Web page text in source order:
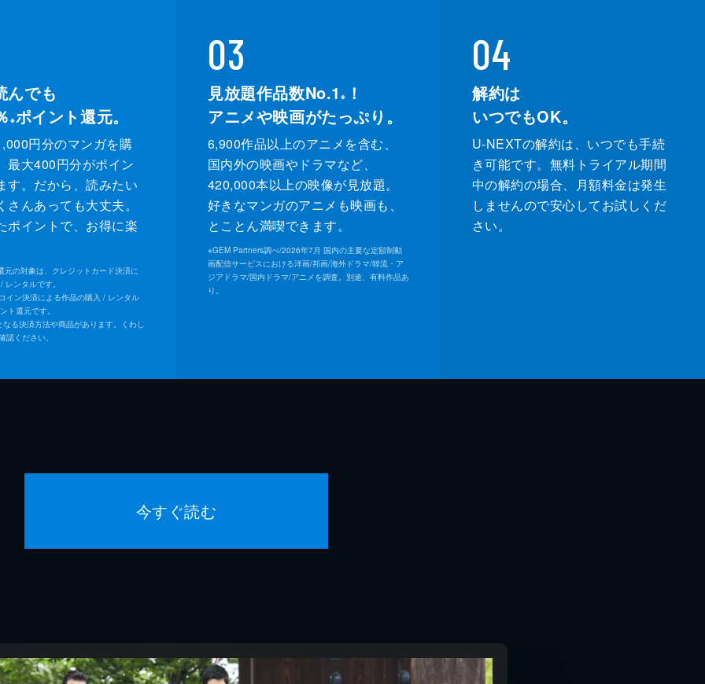
んでも
※ポイント還元。
円分のマンガを購
最大400円分がポイン
す。だから、読みたい
さんあっても大丈夫。
ポイントで、お得に楽
元の対象は、クレジットカード決済に
ンタルです。
イン決済による作品の購入 / レンタル
ト還元です。
なる決済方法や商品があります。くわし
認ください。
03
見放題作品数No.1 ※
！
アニメや映画がたっぷり。
6,900作品以上のアニメを含む、
国内外の映画やドラマなど、
420,000本以上の映像が見放題。
好きなマンガのアニメも映画も、
とことん満喫できます。
※GEM Partners調べ/2026年7⽉ 国内の主要な定額制動
画配信サービスにおける洋画/邦画/海外ドラマ/韓流・ア
ジアドラマ/国内ドラマ/アニメを調査。別途、有料作品あ
り。
04
解約は
いつでもOK。
U-NEXTの解約は、いつでも手続
き可能です。無料トライアル期間
中の解約の場合、月額料金は発生
しませんので安心してお試しくだ
さい。
今すぐ読む